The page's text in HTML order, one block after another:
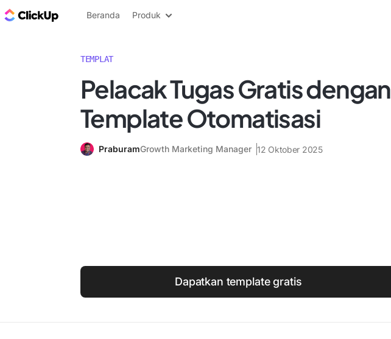
Blog ClickUp
Beranda Produk
TEMPLAT
Pelacak Tugas Gratis dengan
Template Otomatisasi
PraburamGrowth Marketing Manager 12 Oktober 2025
Dapatkan template gratis